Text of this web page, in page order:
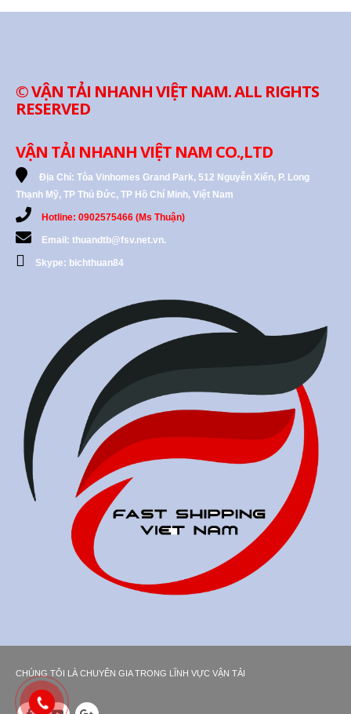
© VẬN TẢI NHANH VIỆT NAM. ALL RIGHTS
RESERVED
VẬN TẢI NHANH VIỆT NAM CO.,LTD
Địa Chỉ: Tòa Vinhomes Grand Park, 512 Nguyễn Xiển, P. Long
Thạnh Mỹ, TP Thủ Đức, TP Hồ Chí Minh, Việt Nam
Hotline: 0902575466 (Ms Thuận)
Email: thuandtb@fsv.net.vn.
Skype: bichthuan84
CHÚNG TÔI LÀ CHUYÊN GIA TRONG LĨNH VỰC VẬN TẢI